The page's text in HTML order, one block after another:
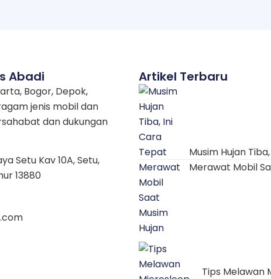
Abadi
Bogor, Depok,
jenis mobil dan
dan dukungan
Setu Kav 10A, Setu,
13880
Artikel Terbaru
Musim Hujan
Merawat Mobil
Tips Melawan